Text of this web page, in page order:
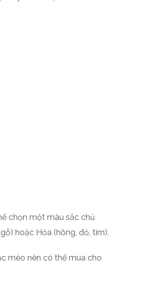
chọn một màu sắc chủ
hoặc Hỏa (hồng, đỏ, tím).
mèo nên có thể mua cho